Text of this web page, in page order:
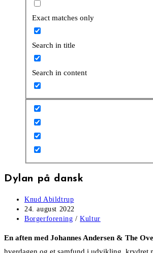
Exact matches only
Search in title
Search in content
Dylan på dansk
Post
author:
Knud Abildtrup
Post
published:
24. august 2022
Post
Borgerforening / Kultur
En aften med Johannes Andersen & The
hverdagen og et samfund i udvikling, krydret